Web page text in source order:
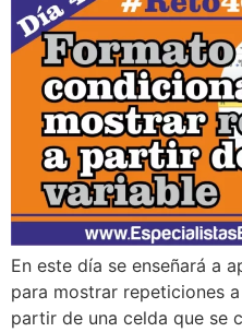
En este día se enseñará a
para mostrar repeticiones
partir de una celda que se